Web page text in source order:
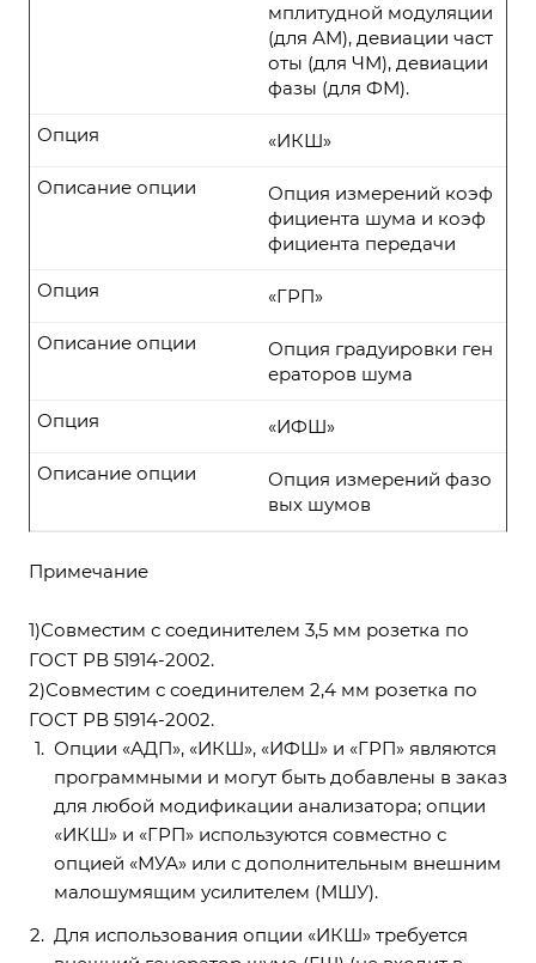
мплитудной модуляции
(для АМ), девиации част
оты (для ЧМ), девиации
фазы (для ФМ).
«ИКШ»
Опция
Опция измерений коэф
фициента шума и коэф
фициента передачи
Описание опции
«ГРП»
Опция
Опция градуировки ген
ераторов шума
Описание опции
«ИФШ»
Опция
Опция измерений фазо
вых шумов
Описание опции
Примечание
1)Совместим с соединителем 3,5 мм розетка по
ГОСТ РВ 51914-2002.
2)Совместим с соединителем 2,4 мм розетка по
ГОСТ РВ 51914-2002.
Опции «АДП», «ИКШ», «ИФШ» и «ГРП» являются
программными и могут быть добавлены в заказ
для любой модификации анализатора; опции
«ИКШ» и «ГРП» используются совместно с
опцией «МУА» или с дополнительным внешним
малошумящим усилителем (МШУ).
Для использования опции «ИКШ» требуется